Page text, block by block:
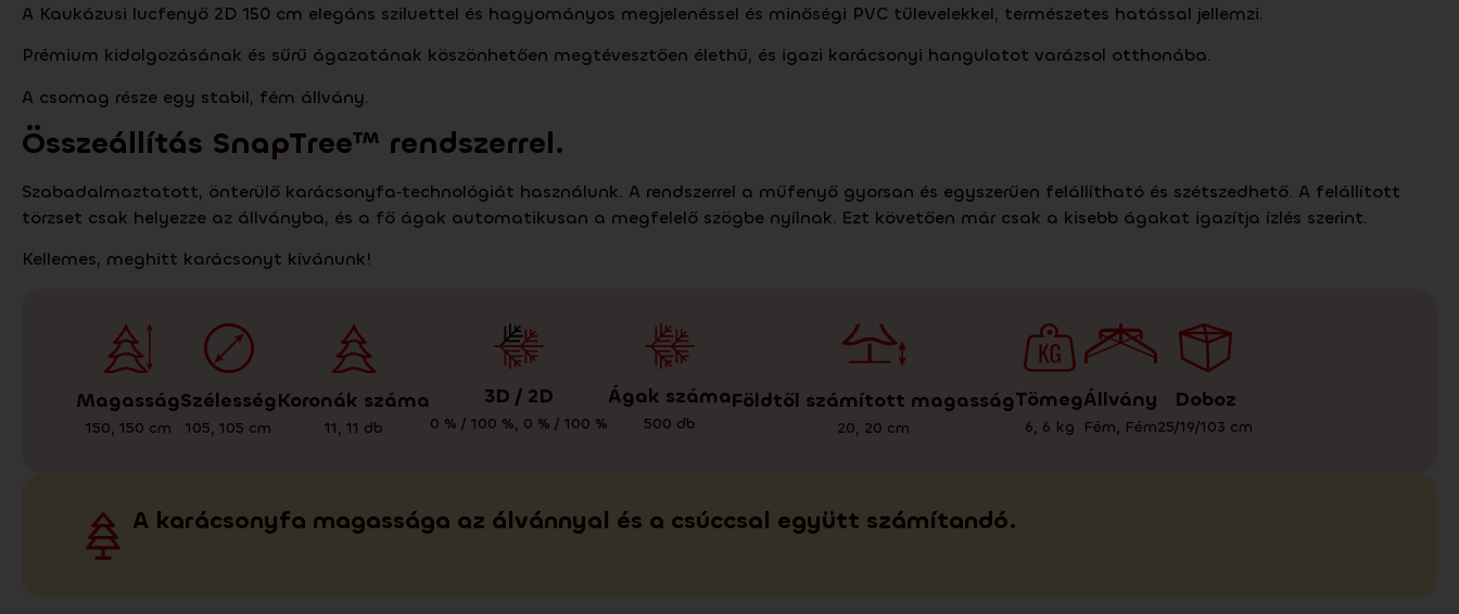
A Kaukázusi lucfenyő 2D 150 cm elegáns sziluettel és hagyományos megjelenéssel és minőségi PVC tűlevelekkel, természetes hatással jellemzi.
Prémium kidolgozásának és sűrű ágazatának köszönhetően megtévesztően élethű, és igazi karácsonyi hangulatot varázsol otthonába.
A csomag része egy stabil, fém állvány.
Összeállítás SnapTree™ rendszerrel.
Szabadalmaztatott, önterülő karácsonyfa‑technológiát használunk. A rendszerrel a műfenyő gyorsan és egyszerűen felállítható és szétszedhető. A felállított
törzset csak helyezze az állványba, és a fő ágak automatikusan a megfelelő szögbe nyílnak. Ezt követően már csak a kisebb ágakat igazítja ízlés szerint.
Kellemes, meghitt karácsonyt kívánunk!
Magasság
150, 150 cm
Szélesség
105, 105 cm
Koronák száma
11, 11 db
3D / 2D
0 % / 100 %, 0 % / 100 %
Ágak száma
500 db
Földtől számított magasság
20, 20 cm
Tömeg
6, 6 kg
Állvány
Fém, Fém
Doboz
25/19/103 cm
A karácsonyfa magassága az álvánnyal és a csúccsal együtt számítandó.